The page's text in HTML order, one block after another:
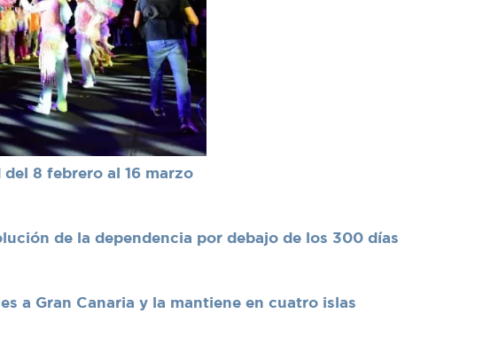
8 febrero al 16 marzo
de la dependencia por debajo de los 300 días
a Gran Canaria y la mantiene en cuatro islas